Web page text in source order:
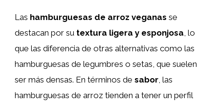
Las hamburguesas de arroz veganas se
destacan por su textura ligera y esponjosa , lo
que las diferencia de otras alternativas como las
hamburguesas de legumbres o setas, que suelen
ser más densas. En términos de sabor , las
hamburguesas de arroz tienden a tener un perfil